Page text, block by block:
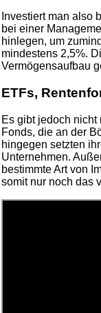
Investiert man also
bei einer
hinlegen, um
mindestens 2,5%.
Vermögensaufbau
ETFs,
Es gibt jedoch
Fonds, die an der
hingegen setzten
Unternehmen.
bestimmte Art von
somit nur noch das